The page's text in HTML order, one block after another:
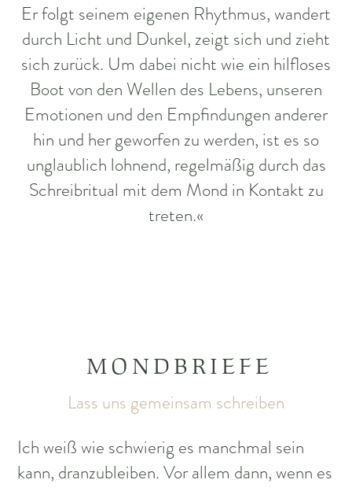
Er folgt seinem eigenen Rhythmus, wandert
durch Licht und Dunkel, zeigt sich und zieht
sich zurück. Um dabei nicht wie ein hilfloses
Boot von den Wellen des Lebens, unseren
Emotionen und den Empfindungen anderer
hin und her geworfen zu werden, ist es so
unglaublich lohnend, regelmäßig durch das
Schreibritual mit dem Mond in Kontakt zu
treten.«
MONDBRIEFE
Lass uns gemeinsam schreiben
Ich weiß wie schwierig es manchmal sein
kann, dranzubleiben. Vor allem dann, wenn es